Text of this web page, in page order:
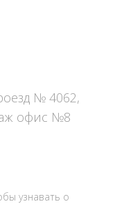
№ 4062,
офис №8
узнавать о